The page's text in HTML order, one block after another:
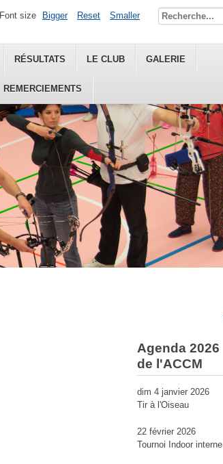
RÉSULTATS LE CLUB GALERIE
REMERCIEMENTS
Font size Bigger Reset Smaller
Agenda 2026
de l'ACCM
dim 4 janvier 2026
Tir à l'Oiseau
22 février 2026
Tournoi Indoor interne